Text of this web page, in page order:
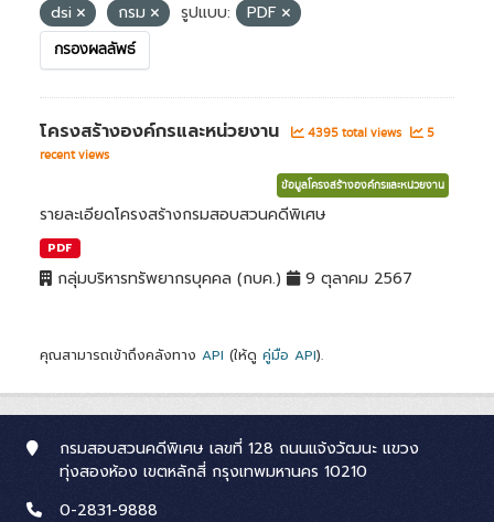
dsi
กรม รูปแบบ: PDF
กรองผลลัพธ์
โครงสร้างองค์กรและหน่วยงาน 4395 total views
5
recent views
ข้อมูลโครงสร้างองค์กรและหน่วยงาน
รายละเอียดโครงสร้างกรมสอบสวนคดีพิเศษ
PDF
กลุ่มบริหารทรัพยากรบุคคล (กบค.) 9 ตุลาคม 2567
คุณสามารถเข้าถึงคลังทาง API (ให้ดู คู่มือ API).
กรมสอบสวนคดีพิเศษ เลขที่ 128 ถนนแจ้งวัฒนะ แขวง
ทุ่งสองห้อง เขตหลักสี่ กรุงเทพมหานคร 10210
0-2831-9888